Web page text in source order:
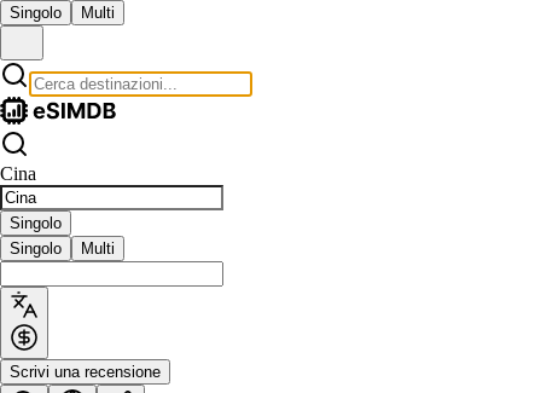
Singolo Multi
Cina
Singolo
Singolo
Multi
Scrivi una recensione